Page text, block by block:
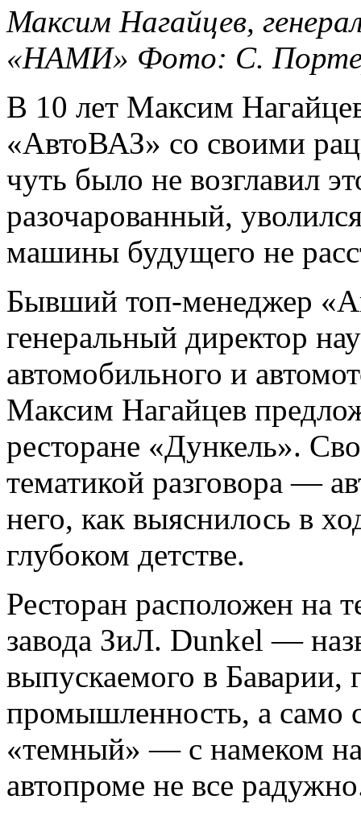
Максим Нагайцев,
«НАМИ» Фото: С.
В 10 лет Максим
«АвтоВАЗ» со своими
чуть было не возглавил
разочарованный,
машины будущего не
Бывший топ-менеджер
генеральный директор
автомобильного и
Максим Нагайцев
ресторане «Дункель».
тематикой разговора —
него, как выяснилось в
глубоком детстве.
Ресторан расположен на
завода ЗиЛ. Dunkel —
выпускаемого в Баварии,
промышленность, а само
«темный» — с намеком
автопроме не все